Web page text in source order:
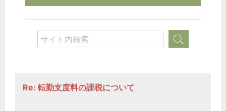
Re: 転勤支度料の課税について